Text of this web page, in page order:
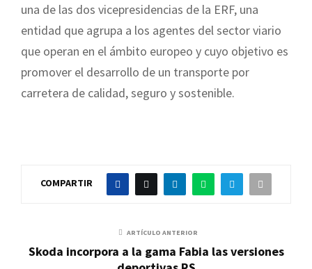
una de las dos vicepresidencias de la ERF, una
entidad que agrupa a los agentes del sector viario
que operan en el ámbito europeo y cuyo objetivo es
promover el desarrollo de un transporte por
carretera de calidad, seguro y sostenible.
COMPARTIR
ARTÍCULO ANTERIOR
Skoda incorpora a la gama Fabia las versiones